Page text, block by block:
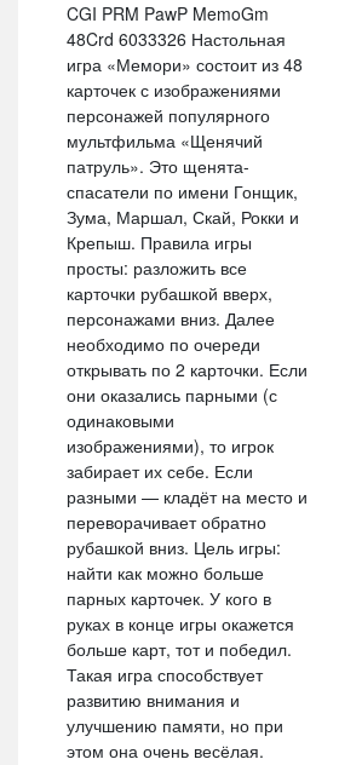
CGI PRM PawP MemoGm
48Crd 6033326 Настольная
игра «Мемори» состоит из 48
карточек с изображениями
персонажей популярного
мультфильма «Щенячий
патруль». Это щенята-
спасатели по имени Гонщик,
Зума, Маршал, Скай, Рокки и
Крепыш. Правила игры
просты: разложить все
карточки рубашкой вверх,
персонажами вниз. Далее
необходимо по очереди
открывать по 2 карточки. Если
они оказались парными (с
одинаковыми
изображениями), то игрок
забирает их себе. Если
разными — кладёт на место и
переворачивает обратно
рубашкой вниз. Цель игры:
найти как можно больше
парных карточек. У кого в
руках в конце игры окажется
больше карт, тот и победил.
Такая игра способствует
развитию внимания и
улучшению памяти, но при
этом она очень весёлая.